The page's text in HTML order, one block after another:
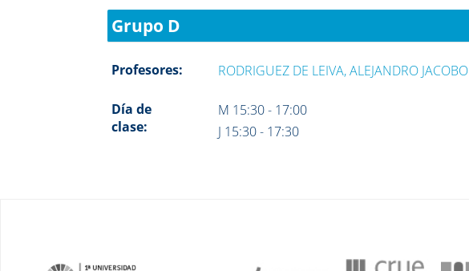
Grupo D
Profesores: RODRIGUEZ DE LEIVA, ALEJANDRO JACOBO
Día de
clase:
M 15:30 - 17:00
J 15:30 - 17:30